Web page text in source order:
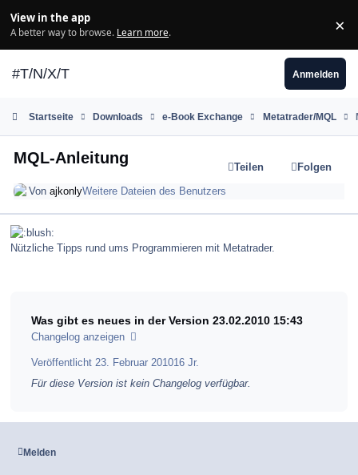
View in the app
A better way to browse. Learn more. ×
#T/N/X/T Anmelden
Startseite Downloads e-Book Exchange Metatrader/MQL
MQL-Anleitung Teilen Folgen
VonajkonlyWeitere Dateien des Benutzers
Nützliche Tipps rund ums Programmieren mit Metatrader.
Was gibt es neues in der Version 23.02.2010 15:43
Changelog anzeigen
Veröffentlicht 23. Februar 201016 Jr.
Für diese Version ist kein Changelog verfügbar.
Melden